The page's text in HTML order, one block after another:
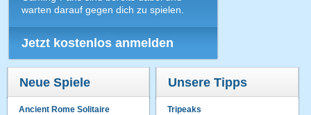
warten darauf gegen dich zu spielen.
Jetzt kostenlos anmelden
Neue Spiele
Ancient Rome Solitaire
Unsere Tipps
Tripeaks